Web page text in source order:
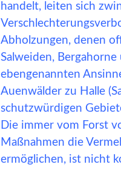
handelt, leiten sich
Abholzungen, denen
Salweiden,
ebengenannten
Auenwälder zu Halle
schutzwürdigen
Die immer vom Forst
Maßnahmen die
ermöglichen, ist nicht